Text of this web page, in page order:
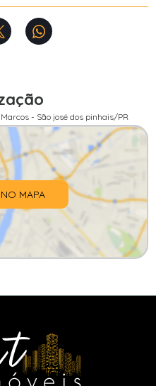
- São josé dos pinhais/PR
MAPA